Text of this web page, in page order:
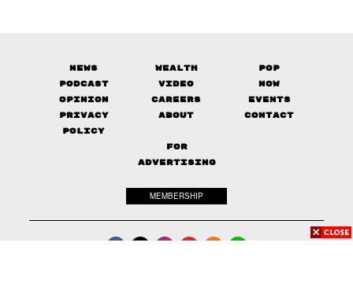
News Wealth
Pop
Podcast
Video
Now
Opinion
Careers
Events
Privacy
Policy
About Contact
FOR
ADVERTISING
MEMBERSHIP